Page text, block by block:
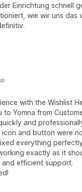
Einrichtung schnell
wie wir uns das
with the Wishlist
to Yomna from
and
and button were
everything
exactly as it
efficient support.